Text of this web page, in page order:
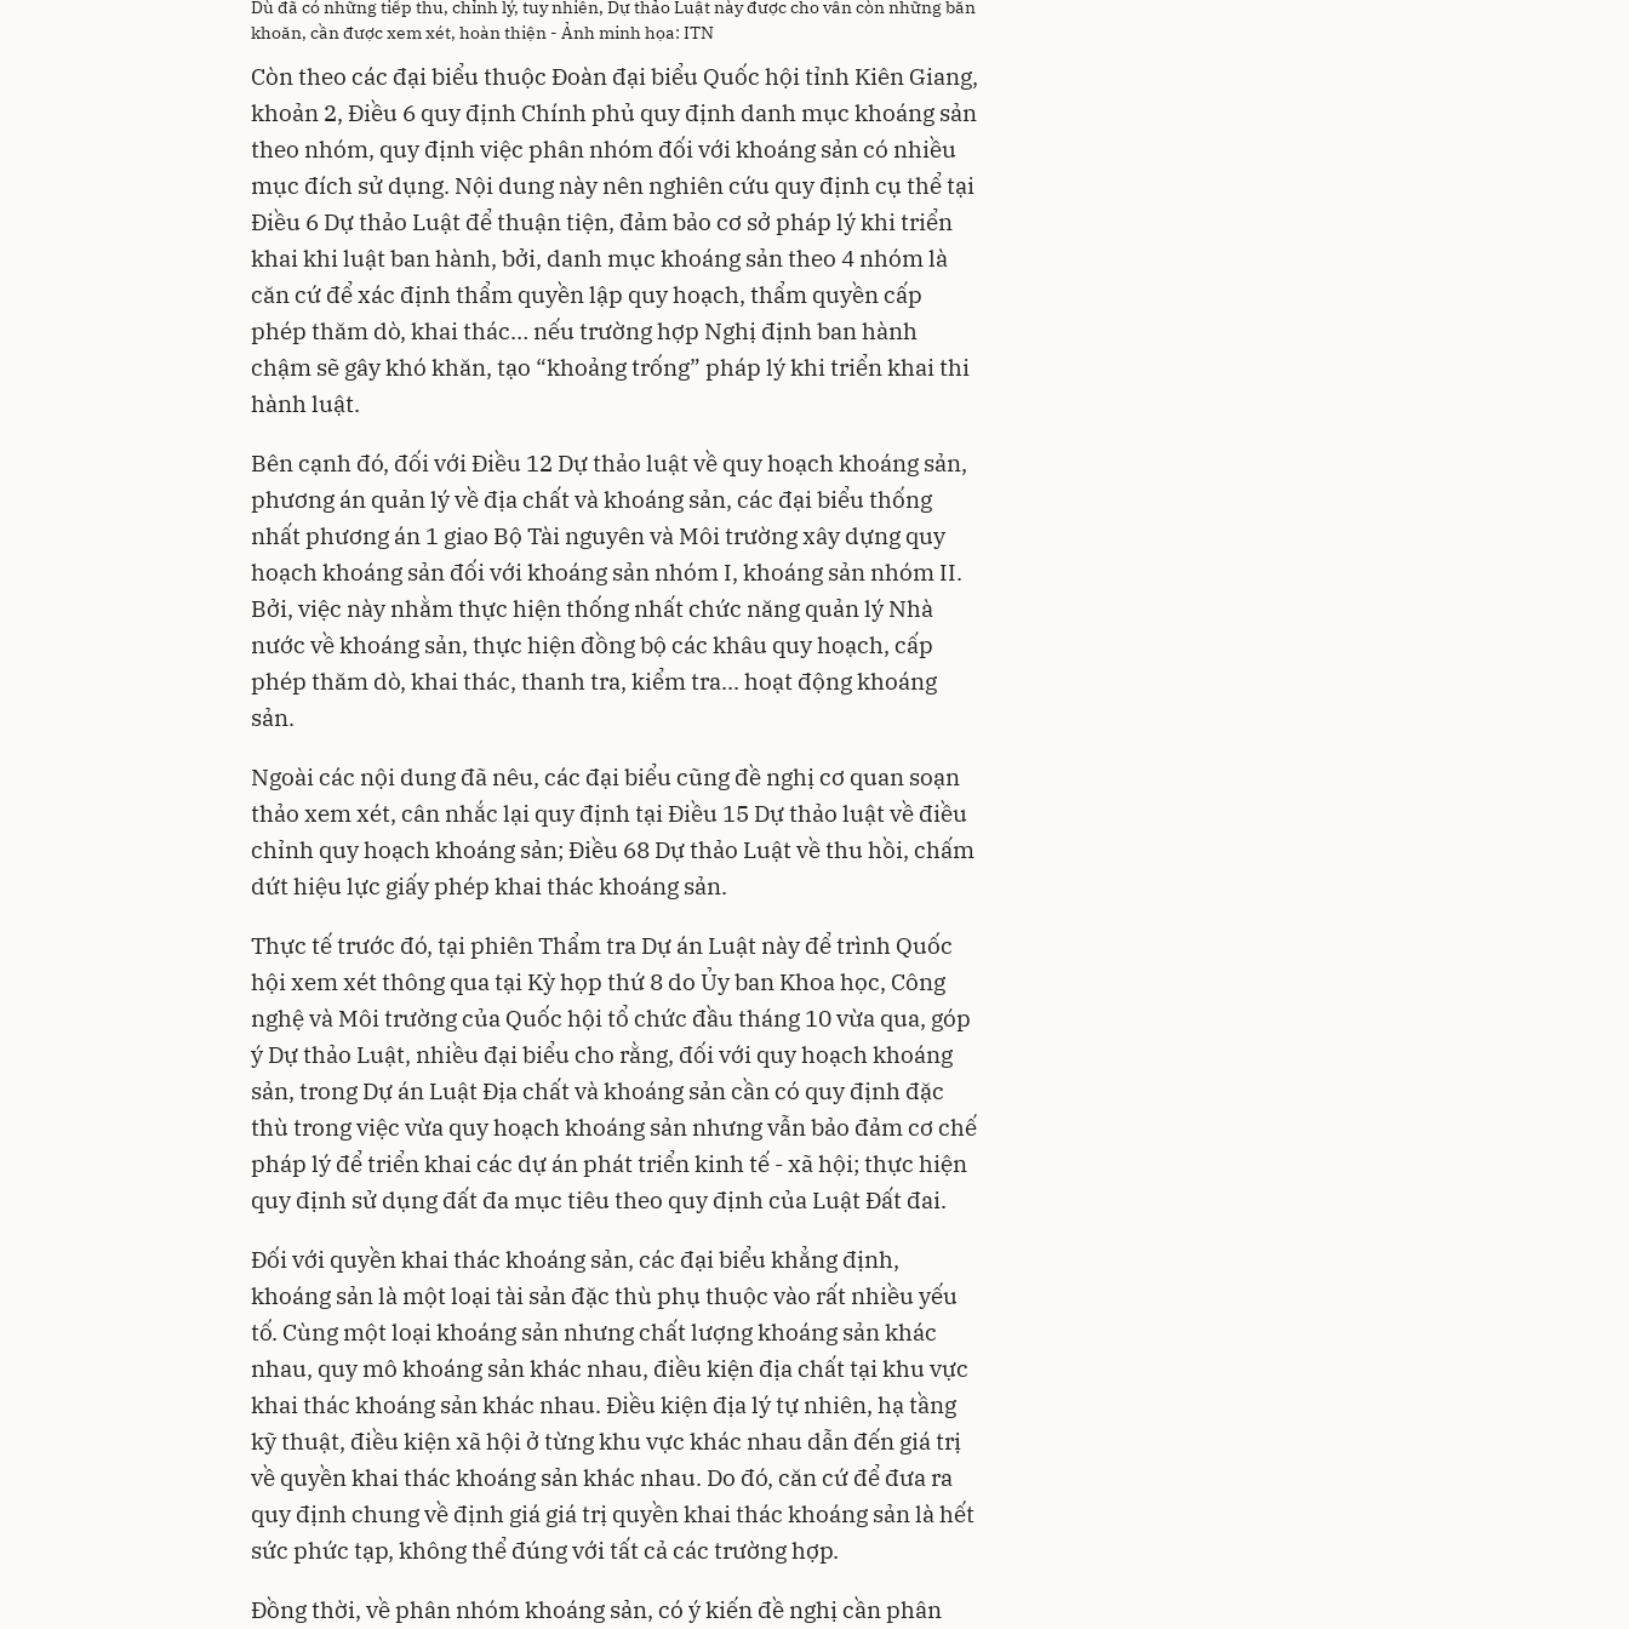
Dù đã có những tiếp thu, chỉnh lý, tuy nhiên, Dự thảo Luật này được cho vẫn còn những băn
khoăn, cần được xem xét, hoàn thiện - Ảnh minh họa: ITN
Còn theo các đại biểu thuộc Đoàn đại biểu Quốc hội tỉnh Kiên Giang,
khoản 2, Điều 6 quy định Chính phủ quy định danh mục khoáng sản
theo nhóm, quy định việc phân nhóm đối với khoáng sản có nhiều
mục đích sử dụng. Nội dung này nên nghiên cứu quy định cụ thể tại
Điều 6 Dự thảo Luật để thuận tiện, đảm bảo cơ sở pháp lý khi triển
khai khi luật ban hành, bởi, danh mục khoáng sản theo 4 nhóm là
căn cứ để xác định thẩm quyền lập quy hoạch, thẩm quyền cấp
phép thăm dò, khai thác… nếu trường hợp Nghị định ban hành
chậm sẽ gây khó khăn, tạo “khoảng trống” pháp lý khi triển khai thi
hành luật.
Bên cạnh đó, đối với Điều 12 Dự thảo luật về quy hoạch khoáng sản,
phương án quản lý về địa chất và khoáng sản, các đại biểu thống
nhất phương án 1 giao Bộ Tài nguyên và Môi trường xây dựng quy
hoạch khoáng sản đối với khoáng sản nhóm I, khoáng sản nhóm II.
Bởi, việc này nhằm thực hiện thống nhất chức năng quản lý Nhà
nước về khoáng sản, thực hiện đồng bộ các khâu quy hoạch, cấp
phép thăm dò, khai thác, thanh tra, kiểm tra... hoạt động khoáng
sản.
Ngoài các nội dung đã nêu, các đại biểu cũng đề nghị cơ quan soạn
thảo xem xét, cân nhắc lại quy định tại Điều 15 Dự thảo luật về điều
chỉnh quy hoạch khoáng sản; Điều 68 Dự thảo Luật về thu hồi, chấm
dứt hiệu lực giấy phép khai thác khoáng sản.
Thực tế trước đó, tại phiên Thẩm tra Dự án Luật này để trình Quốc
hội xem xét thông qua tại Kỳ họp thứ 8 do Ủy ban Khoa học, Công
nghệ và Môi trường của Quốc hội tổ chức đầu tháng 10 vừa qua, góp
ý Dự thảo Luật, nhiều đại biểu cho rằng, đối với quy hoạch khoáng
sản, trong Dự án Luật Địa chất và khoáng sản cần có quy định đặc
thù trong việc vừa quy hoạch khoáng sản nhưng vẫn bảo đảm cơ chế
pháp lý để triển khai các dự án phát triển kinh tế - xã hội; thực hiện
quy định sử dụng đất đa mục tiêu theo quy định của Luật Đất đai.
Đối với quyền khai thác khoáng sản, các đại biểu khẳng định,
khoáng sản là một loại tài sản đặc thù phụ thuộc vào rất nhiều yếu
tố. Cùng một loại khoáng sản nhưng chất lượng khoáng sản khác
nhau, quy mô khoáng sản khác nhau, điều kiện địa chất tại khu vực
khai thác khoáng sản khác nhau. Điều kiện địa lý tự nhiên, hạ tầng
kỹ thuật, điều kiện xã hội ở từng khu vực khác nhau dẫn đến giá trị
về quyền khai thác khoáng sản khác nhau. Do đó, căn cứ để đưa ra
quy định chung về định giá giá trị quyền khai thác khoáng sản là hết
sức phức tạp, không thể đúng với tất cả các trường hợp.
Đồng thời, về phân nhóm khoáng sản, có ý kiến đề nghị cần phân